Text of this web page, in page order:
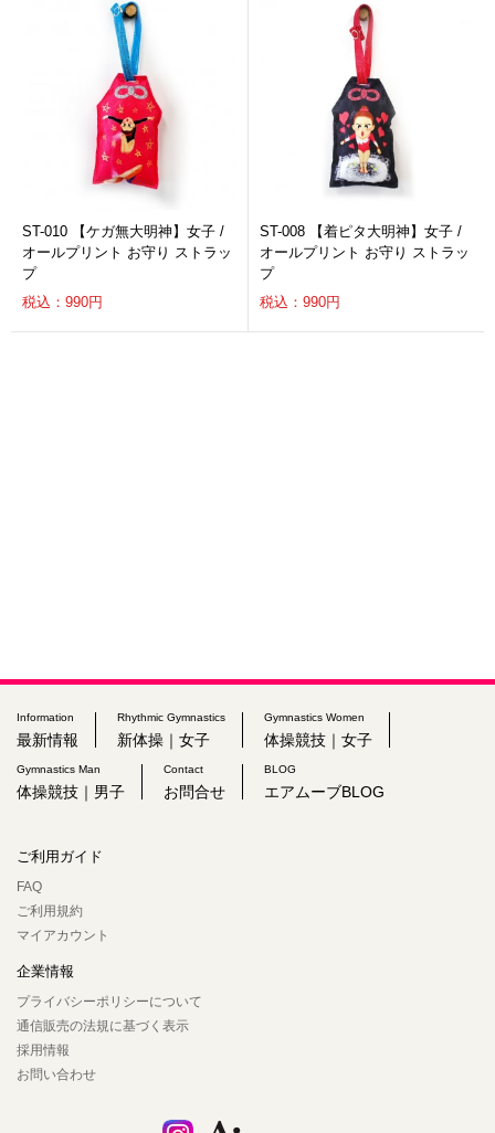
ST-010 【ケガ無大明神】女子 /
オールプリント お守り ストラッ
プ
税込：990円
ST-008 【着ピタ大明神】女子 /
オールプリント お守り ストラッ
プ
税込：990円
Information
最新情報
Rhythmic Gymnastics
新体操｜女子
Gymnastics Women
体操競技｜女子
Gymnastics Man
体操競技｜男子
Contact
お問合せ
BLOG
エアムーブBLOG
ご利用ガイド
FAQ
ご利用規約
マイアカウント
企業情報
プライバシーポリシーについて
通信販売の法規に基づく表示
採用情報
お問い合わせ